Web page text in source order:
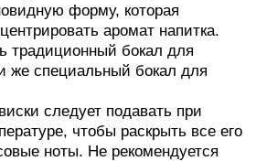
форму, которая
аромат напитка.
традиционный бокал для
же специальный бокал для
виски следует подавать при
чтобы раскрыть все его
ноты. Не рекомендуется